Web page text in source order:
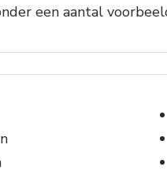
een aantal